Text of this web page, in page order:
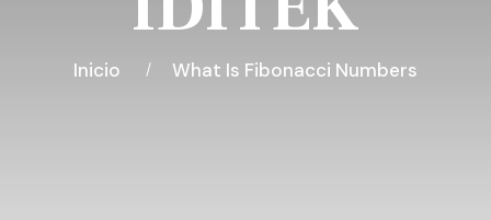
Inicio What Is Fibonacci Numbers